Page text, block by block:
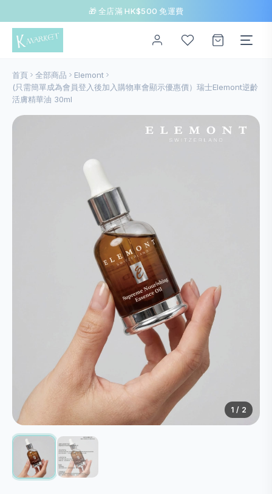
🎁 全店滿 HK$500 免運費
首頁 全部商品
Elemont
(只需簡單成為會員登入後加入購物車會顯示優惠價）瑞士Elemont逆齡
活膚精華油 30ml
1 / 2